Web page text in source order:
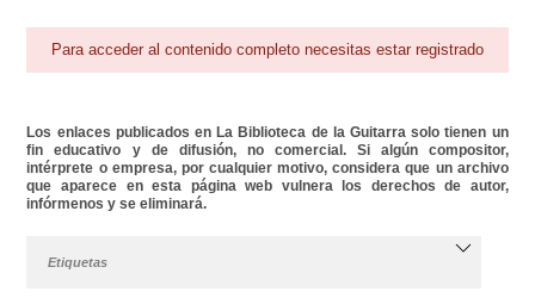
Para acceder al contenido completo necesitas estar registrado
Los enlaces publicados en La Biblioteca de la Guitarra solo tienen un
fin educativo y de difusión, no comercial. Si algún compositor,
intérprete o empresa, por cualquier motivo, considera que un archivo
que aparece en esta página web vulnera los derechos de autor,
infórmenos y se eliminará.
Etiquetas